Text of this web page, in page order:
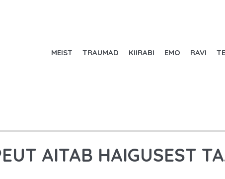
MEIST TRAUMAD KIIRABI EMO RAVI
AITAB HAIGUSEST